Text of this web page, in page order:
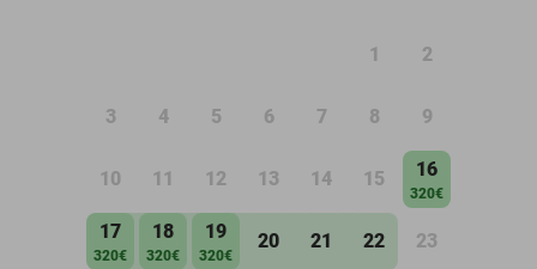
1 2
3 4 5 6 7 8 9
10 11 12 13 14 15 16
320€
17
320€
18
320€
19
320€
20 21 22 23